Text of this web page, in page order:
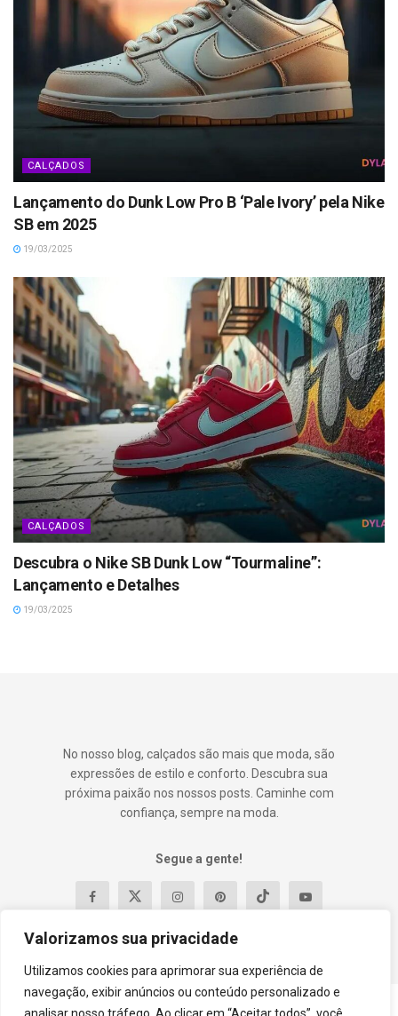
Valorizamos sua privacidade
Utilizamos cookies para aprimorar sua experiência de
navegação, exibir anúncios ou conteúdo personalizado e
CALÇADOS
Lançamento do Dunk Low Pro B ‘Pale Ivory’ pela Nike
SB em 2025
19/03/2025
CALÇADOS
Descubra o Nike SB Dunk Low “Tourmaline”:
Lançamento e Detalhes
19/03/2025
No nosso blog, calçados são mais que moda, são
expressões de estilo e conforto. Descubra sua
próxima paixão nos nossos posts. Caminhe com
confiança, sempre na moda.
Segue a gente!